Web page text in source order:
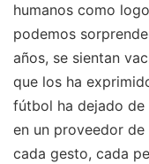
humanos como
podemos
años, se sientan
que los ha
fútbol ha dejado
en un proveedor
cada gesto, cada